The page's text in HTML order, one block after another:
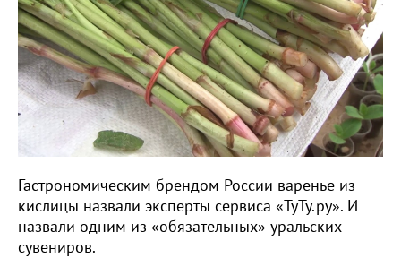
Гастрономическим брендом России варенье из
кислицы назвали эксперты сервиса «ТуТу.ру». И
назвали одним из «обязательных» уральских
сувениров.